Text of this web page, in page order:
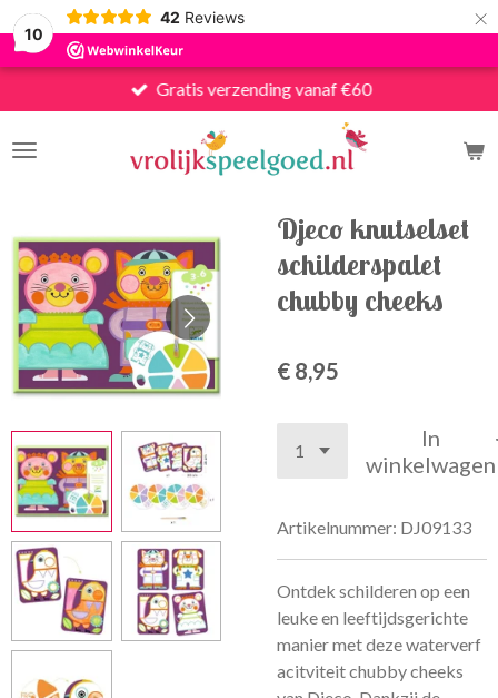
10
42 Reviews ×
Gratis verzending vanaf €60
Djeco knutselset
schilderspalet
chubby cheeks
€ 8,95
In
winkelwagen
Artikelnummer: DJ09133
Ontdek schilderen op een
leuke en leeftijdsgerichte
manier met deze waterverf
acitviteit chubby cheeks